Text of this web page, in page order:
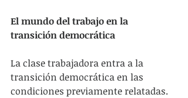
El mundo del trabajo en la
transición democrática
La clase trabajadora entra a la
transición democrática en las
condiciones previamente relatadas.